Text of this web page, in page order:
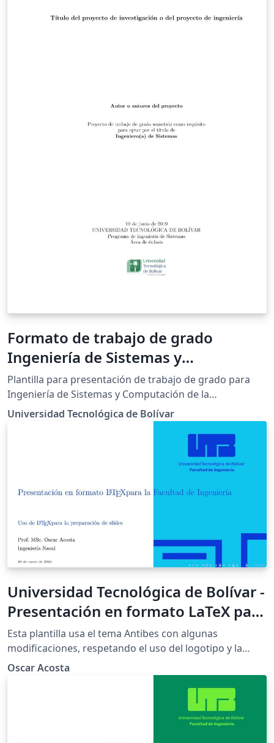
estudiantes y docentes de la Facultad de Ingeniería de
Formato de trabajo de grado
Ingeniería de Sistemas y
Computación
Plantilla para presentación de trabajo de grado para
Ingeniería de Sistemas y Computación de la
Universidad Tecnológica de Bolívar
Universidad Tecnológica de Bolívar
Universidad Tecnológica de Bolívar -
Presentación en formato LaTeX para
la Facultad de Ingeniería - Azul UTB
Esta plantilla usa el tema Antibes con algunas
modificaciones, respetando el uso del logotipo y la
paleta de colores de la Universidad Tecnológica de
Bolívar (UTB) acuerdo con el manual de identidad de la
realizada en \LaTeX, y es de uso exclusivo para los
estudiantes y docentes de la Facultad de Ingeniería de
Oscar Acosta